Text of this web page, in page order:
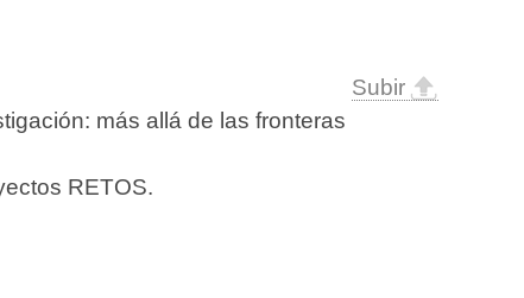
Subir
más allá de las fronteras
RETOS.